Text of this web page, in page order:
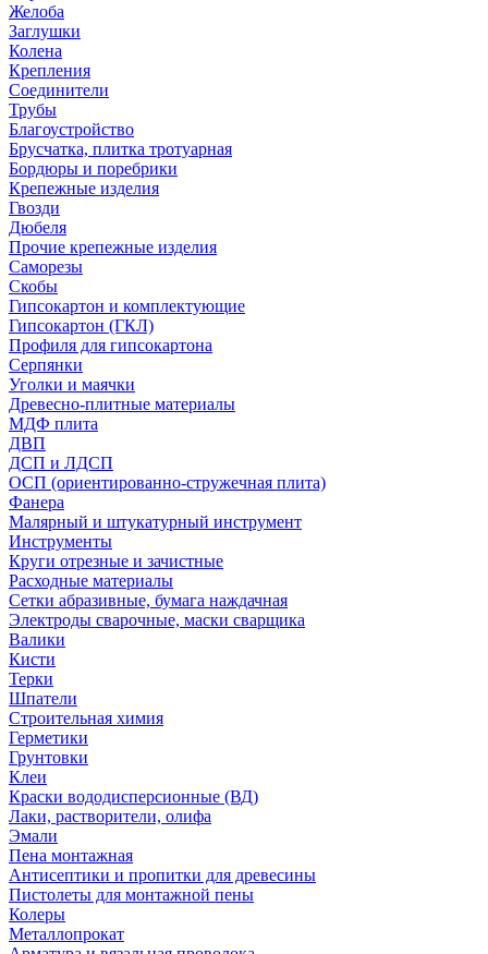
Желоба
Заглушки
Колена
Крепления
Соединители
Трубы
Благоустройство
Брусчатка, плитка тротуарная
Бордюры и поребрики
Крепежные изделия
Гвозди
Дюбеля
Прочие крепежные изделия
Саморезы
Скобы
Гипсокартон и комплектующие
Гипсокартон (ГКЛ)
Профиля для гипсокартона
Серпянки
Уголки и маячки
Древесно-плитные материалы
МДФ плита
ДВП
ДСП и ЛДСП
ОСП (ориентированно-стружечная плита)
Фанера
Малярный и штукатурный инструмент
Инструменты
Круги отрезные и зачистные
Расходные материалы
Сетки абразивные, бумага наждачная
Электроды сварочные, маски сварщика
Валики
Кисти
Терки
Шпатели
Строительная химия
Герметики
Грунтовки
Клеи
Краски вододисперсионные (ВД)
Лаки, растворители, олифа
Эмали
Пена монтажная
Антисептики и пропитки для древесины
Пистолеты для монтажной пены
Колеры
Металлопрокат